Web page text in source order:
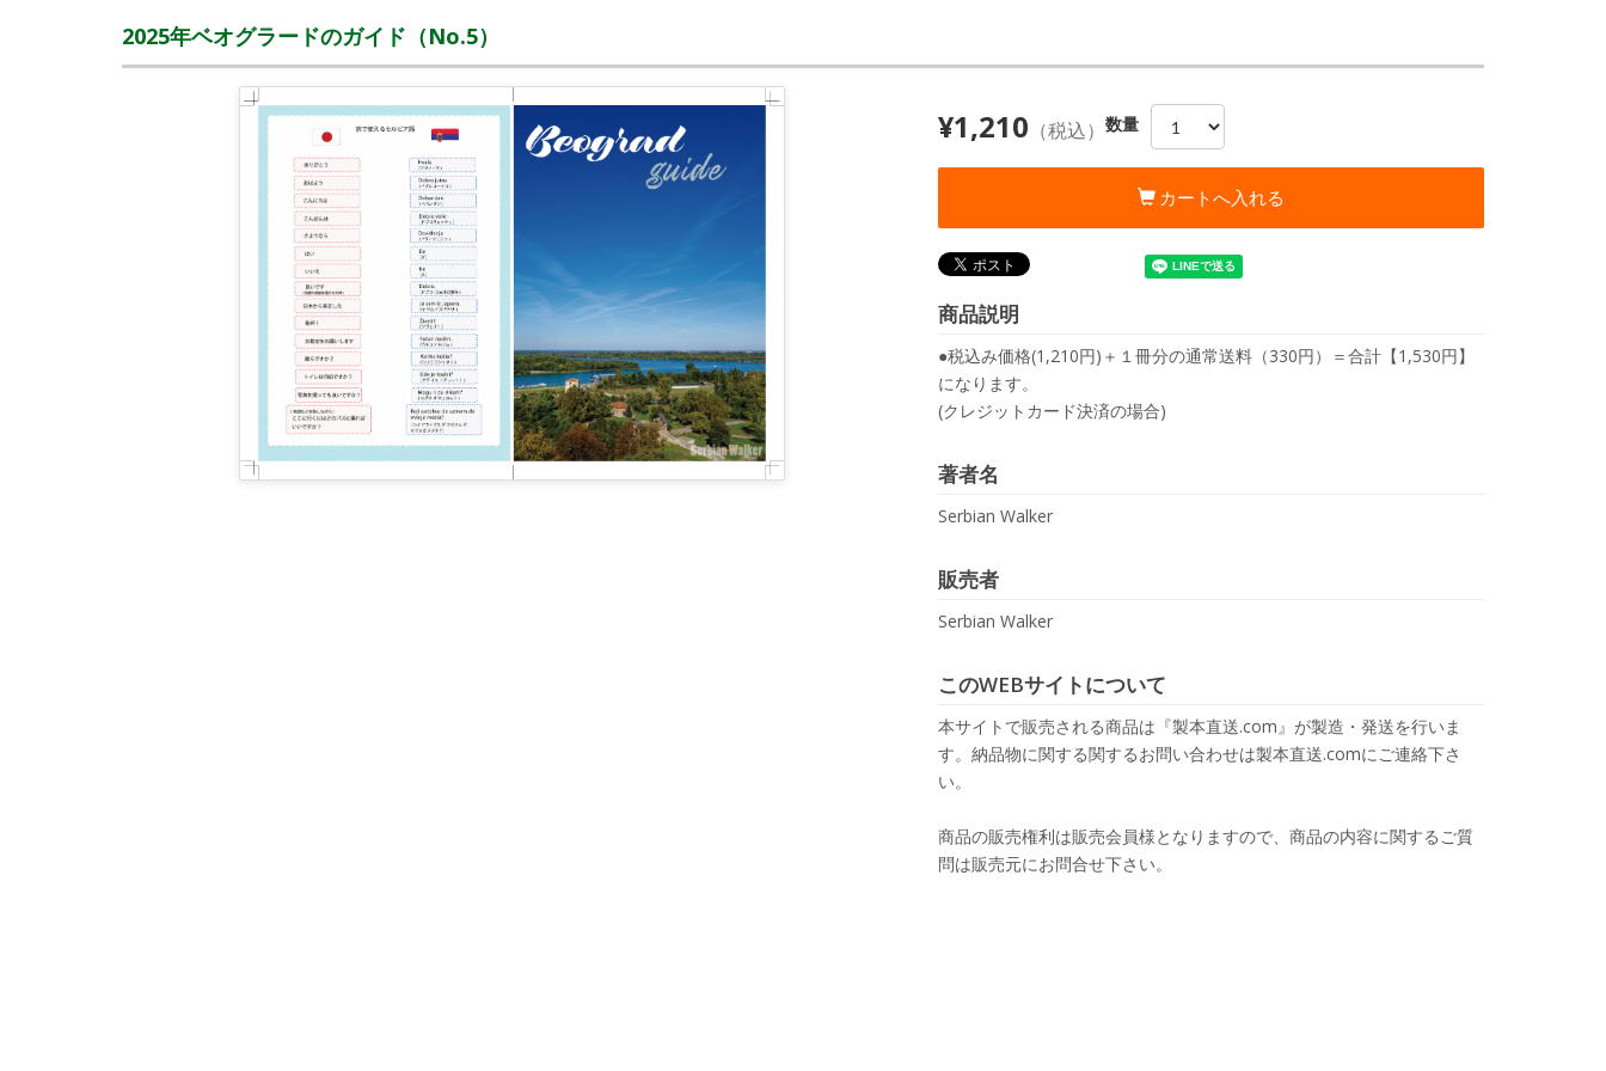
2025年ベオグラードのガイド（No.5）
¥1,210 （税込） 数量
カートへ入れる
商品説明
●税込み価格(1,210円)＋１冊分の通常送料（330円）＝合計【1,530円】
になります。
(クレジットカード決済の場合)
著者名
Serbian Walker
販売者
Serbian Walker
このWEBサイトについて
本サイトで販売される商品は『製本直送.com』が製造・発送を行いま
す。納品物に関する関するお問い合わせは製本直送.comにご連絡下さ
い。
商品の販売権利は販売会員様となりますので、商品の内容に関するご質
問は販売元にお問合せ下さい。